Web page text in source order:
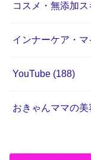
コスメ・無添加ス
インナーケア・
YouTube (188)
おきゃんママの